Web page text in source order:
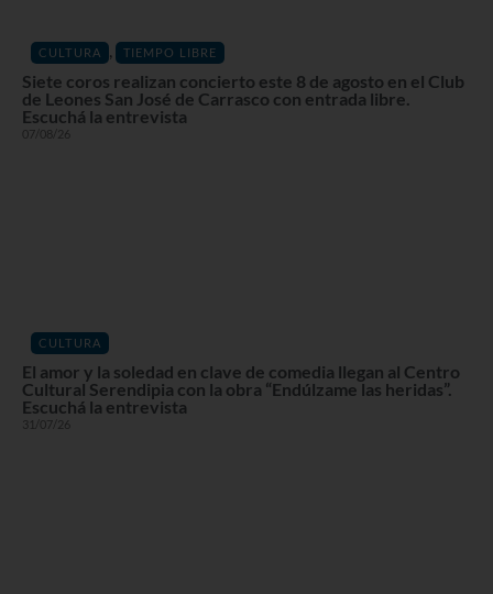
CULTURA , TIEMPO LIBRE
Siete coros realizan concierto este 8 de agosto en el Club
de Leones San José de Carrasco con entrada libre.
Escuchá la entrevista
07/08/26
CULTURA
El amor y la soledad en clave de comedia llegan al Centro
Cultural Serendipia con la obra “Endúlzame las heridas”.
Escuchá la entrevista
31/07/26